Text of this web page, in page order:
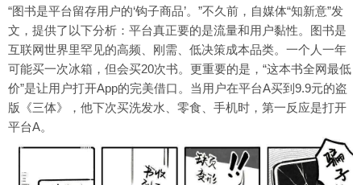
“图书是平台留存用户的‘钩子商品’。”不久前，自媒体“知新意”发
文，提供了以下分析：平台真正要的是流量和用户黏性。图书是
互联网世界里罕见的高频、刚需、低决策成本品类。一个人一年
可能买一次冰箱，但会买20次书。更重要的是，“这本书全网最低
价”是让用户打开App的完美借口。当用户在平台A买到9.9元的盗
版《三体》，他下次买洗发水、零食、手机时，第一反应是打开
平台A。